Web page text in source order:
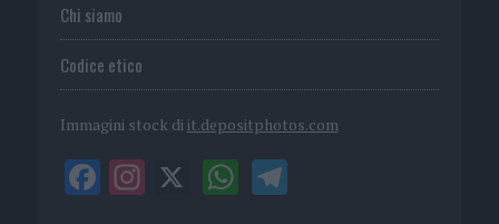
Chi siamo
Codice etico
Immagini stock di it.depositphotos.com